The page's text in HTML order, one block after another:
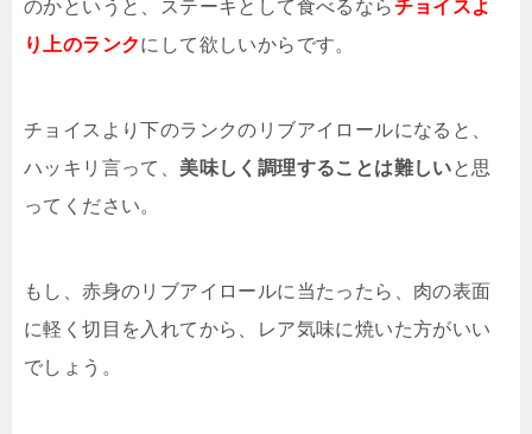
のかというと、ステーキとして食べるならチョイスよ
り上のランクにして欲しいからです。
チョイスより下のランクのリブアイロールになると、
ハッキリ言って、 美味しく調理することは難しいと思
ってください。
もし、赤身のリブアイロールに当たったら、肉の表面
に軽く切目を入れてから、レア気味に焼いた方がいい
でしょう。